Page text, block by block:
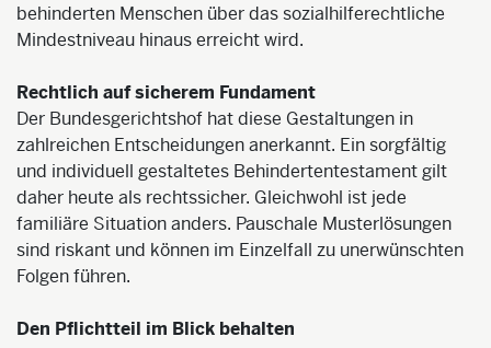
behinderten Menschen über das sozialhilferechtliche
Mindestniveau hinaus erreicht wird.
Rechtlich auf sicherem Fundament
Der Bundesgerichtshof hat diese Gestaltungen in
zahlreichen Entscheidungen anerkannt. Ein sorgfältig
und individuell gestaltetes Behindertentestament gilt
daher heute als rechtssicher. Gleichwohl ist jede
familiäre Situation anders. Pauschale Musterlösungen
sind riskant und können im Einzelfall zu unerwünschten
Folgen führen.
Den Pflichtteil im Blick behalten